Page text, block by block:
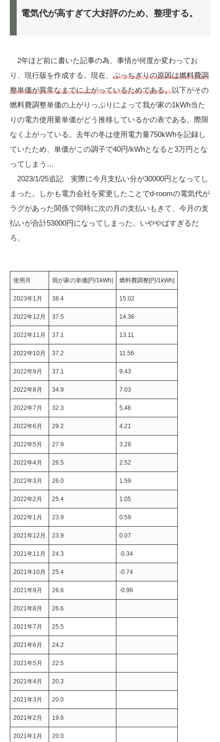
電気代が高すぎて大好評のため、整理する。
2年ほど前に書いた記事の為、事情が何度か変わってお
り、現行版を作成する。現在、 ぶっちぎりの原因は燃料費調
整単価が異常なまでに上がっているためである。以下がその
燃料費調整単価の上がりっぷりによって我が家の1kWh当た
りの電力使用量単価がどう推移しているかの表である。際限
なく上がっている。去年の冬は使用電力量750kWhを記録し
ていたため、単価がこの調子で40円/kWhとなると3万円とな
ってしまう…
2023/1/25追記 実際に今月支払い分が30000円となってし
まった。しかも電力会社を変更したことでd-roomの電気代が
ラグがあった関係で同時に次の月の支払いもきて、今月の支
払いが合計53000円になってしまった。いややばすぎるだ
ろ。
使用月 我が家の単価[円/1kWh] 燃料費調整[円/1kWh]
2023年1月 38.4 15.02
2022年12月 37.5 14.36
2022年11月 37.1 13.11
2022年10月 37.2 11.56
2022年9月 37.1 9.43
2022年8月 34.9 7.03
2022年7月 32.3 5.46
2022年6月 29.2 4.21
2022年5月 27.9 3.28
2022年4月 26.5 2.52
2022年3月 26.0 1.59
2022年2月 25.4 1.05
2022年1月 23.9 0.59
2021年12月 23.9 0.07
2021年11月 24.3 -0.34
2021年10月 25.4 -0.74
2021年9月 26.6 -0.96
2021年8月 26.6
2021年7月 25.5
2021年6月 24.2
2021年5月 22.5
2021年4月 20.3
2021年3月 20.0
2021年2月 19.6
2021年1月 20.0